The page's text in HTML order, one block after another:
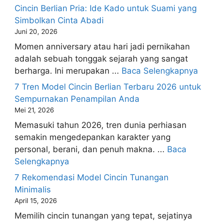
Cincin Berlian Pria: Ide Kado untuk Suami yang
Simbolkan Cinta Abadi
Juni 20, 2026
Momen anniversary atau hari jadi pernikahan
adalah sebuah tonggak sejarah yang sangat
berharga. Ini merupakan ... Baca Selengkapnya
7 Tren Model Cincin Berlian Terbaru 2026 untuk
Sempurnakan Penampilan Anda
Mei 21, 2026
Memasuki tahun 2026, tren dunia perhiasan
semakin mengedepankan karakter yang
personal, berani, dan penuh makna. ... Baca
Selengkapnya
7 Rekomendasi Model Cincin Tunangan
Minimalis
April 15, 2026
Memilih cincin tunangan yang tepat, sejatinya